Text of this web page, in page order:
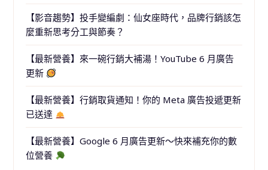
【影音趨勢】投手變編劇：仙女座時代，品牌行銷該怎
麼重新思考分工與節奏？
【最新營養】來一碗行銷大補湯！YouTube 6 月廣告
更新
【最新營養】行銷取貨通知！你的 Meta 廣告投遞更新
已送達
【最新營養】Google 6 月廣告更新～快來補充你的數
位營養